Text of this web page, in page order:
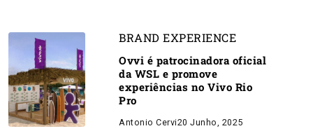
BRAND EXPERIENCE
Ovvi é patrocinadora oficial
da WSL e promove
experiências no Vivo Rio
Pro
Antonio Cervi20 Junho, 2025